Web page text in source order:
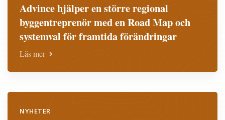
Advince hjälper en större regional
byggentreprenör med en Road Map och
systemval för framtida förändringar
Läs mer
NYHETER